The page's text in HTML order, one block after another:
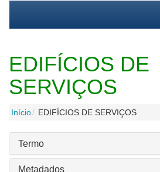
EDIFÍCIOS DE
SERVIÇOS
Início EDIFÍCIOS DE SERVIÇOS
Termo
Metadados